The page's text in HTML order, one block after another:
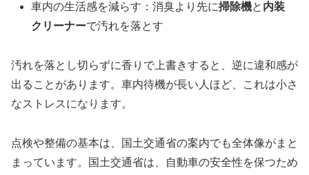
車内の生活感を減らす：消臭より先に掃除機と 内装
クリーナーで汚れを落とす
汚れを落とし切らずに香りで上書きすると、逆に違和感が
出ることがあります。車内待機が長い人ほど、これは小さ
なストレスになります。
点検や整備の基本は、国土交通省の案内でも全体像がまと
まっています。国土交通省は、自動車の安全性を保つため